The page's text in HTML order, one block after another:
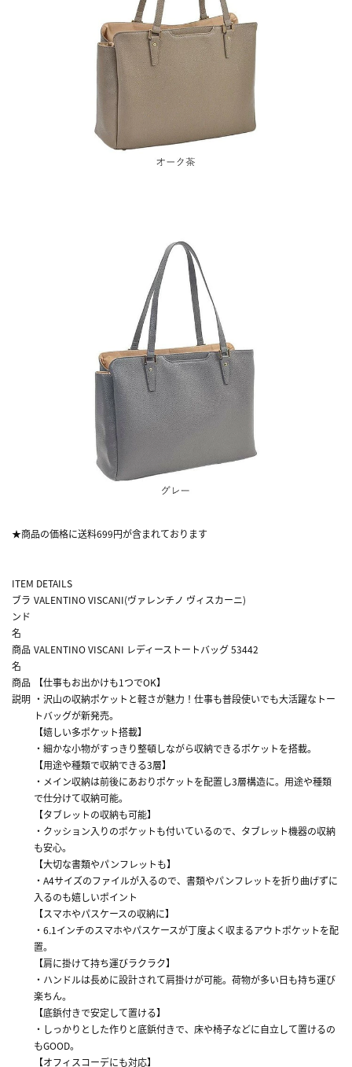
★商品の価格に送料699円が含まれております
ITEM DETAILS
ブラ
ンド
名
VALENTINO VISCANI(ヴァレンチノ ヴィスカーニ)
商品
名
VALENTINO VISCANI レディーストートバッグ 53442
商品
説明
【仕事もお出かけも1つでOK】
・沢山の収納ポケットと軽さが魅力！仕事も普段使いでも大活躍なトー
トバッグが新発売。
【嬉しい多ポケット搭載】
・細かな小物がすっきり整頓しながら収納できるポケットを搭載。
【用途や種類で収納できる3層】
・メイン収納は前後にあおりポケットを配置し3層構造に。用途や種類
で仕分けて収納可能。
【タブレットの収納も可能】
・クッション入りのポケットも付いているので、タブレット機器の収納
も安心。
【大切な書類やパンフレットも】
・A4サイズのファイルが入るので、書類やパンフレットを折り曲げずに
入るのも嬉しいポイント
【スマホやパスケースの収納に】
・6.1インチのスマホやパスケースが丁度よく収まるアウトポケットを配
置。
【肩に掛けて持ち運びラクラク】
・ハンドルは長めに設計されて肩掛けが可能。荷物が多い日も持ち運び
楽ちん。
【底鋲付きで安定して置ける】
・しっかりとした作りと底鋲付きで、床や椅子などに自立して置けるの
もGOOD。
【オフィスコーデにも対応】